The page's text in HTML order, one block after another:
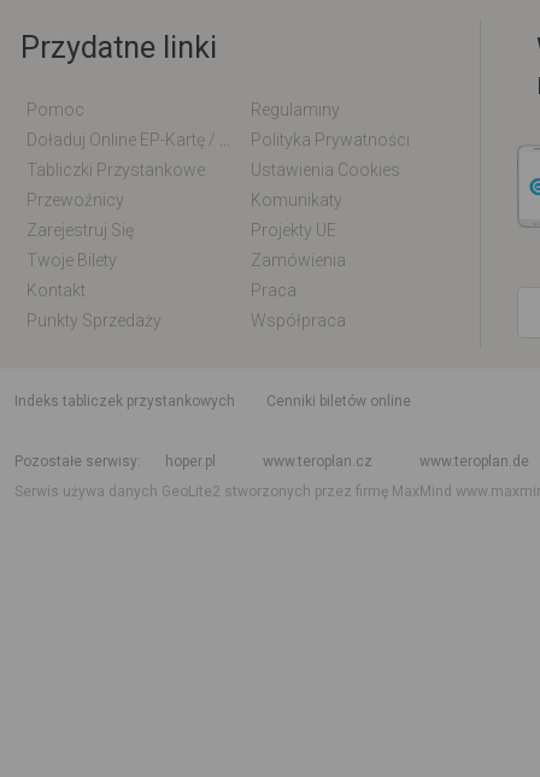
Przydatne linki
Pomoc
Regulaminy
Polityka Prywatności
Tabliczki Przystankowe
Ustawienia Cookies
Przewoźnicy
Komunikaty
Zarejestruj Się
Projekty UE
Twoje Bilety
Zamówienia
Kontakt
Praca
Punkty Sprzedaży
Współpraca
indeks tabliczek przystankowych
Cenniki biletów online
Pozostałe serwisy
hoper.pl www.teroplan.cz
www.teroplan.de
Serwis używa danych GeoLite2 stworzonych przez firmę MaxMind